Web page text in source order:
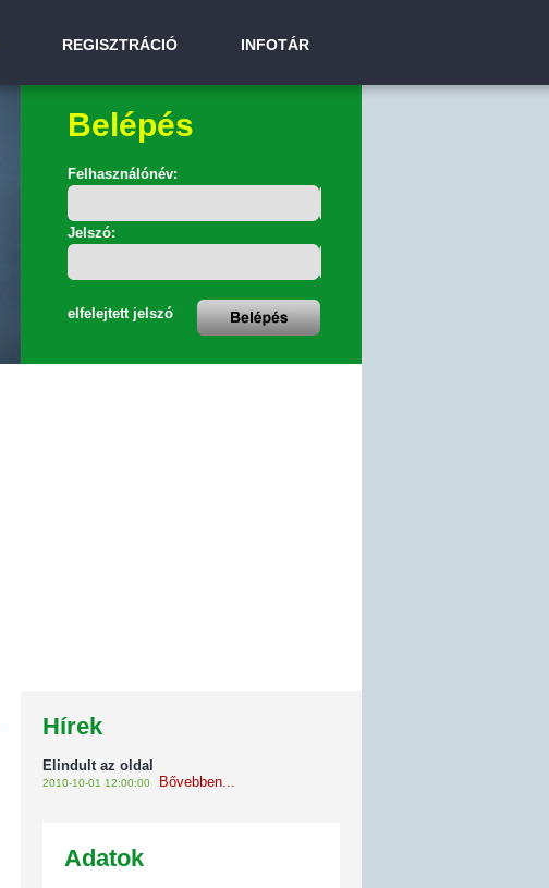
REGISZTRÁCIÓ INFOTÁR
Belépés
Felhasználónév:
Jelszó:
elfelejtett jelszó
Hírek
Elindult az oldal
2010-10-01 12:00:00 Bővebben...
Adatok